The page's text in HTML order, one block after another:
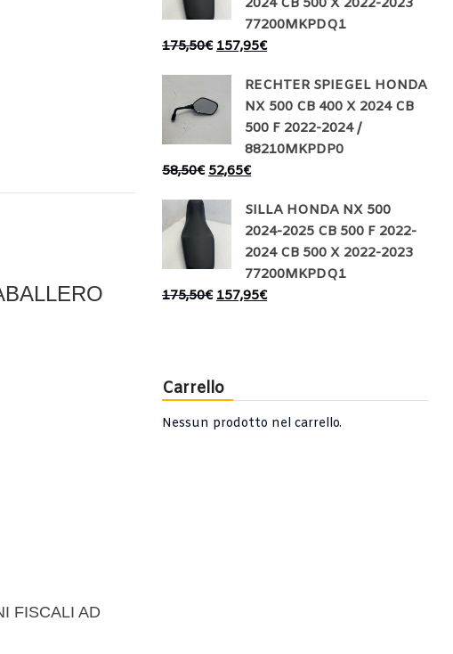
FISCALI AD
2024 CB 500 X 2022-2023
77200MKPDQ1
175,50€ 157,95€
RECHTER SPIEGEL HONDA
NX 500 CB 400 X 2024 CB
500 F 2022-2024 /
88210MKPDP0
58,50€ 52,65€
SILLA HONDA NX 500
2024-2025 CB 500 F 2022-
2024 CB 500 X 2022-2023
77200MKPDQ1
175,50€ 157,95€
Carrello
Nessun prodotto nel carrello.